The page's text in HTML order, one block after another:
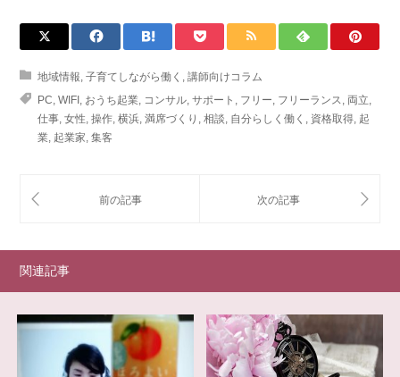
地域情報, 子育てしながら働く , 講師向けコラム
PC, WIFI , おうち起業, コンサル, サポート , フリー, フリーランス, 両立,
仕事, 女性, 操作, 横浜, 満席づくり , 相談, 自分らしく働く , 資格取得, 起
業, 起業家, 集客
関連記事